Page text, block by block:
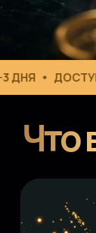
ДОСТУП:
Полный
БПИФ,